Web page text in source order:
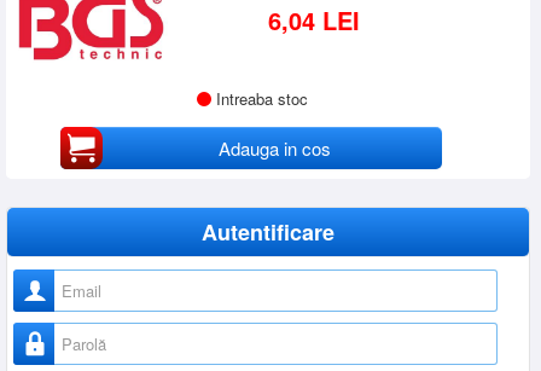
AUTENTIFICARE
6,04 LEI
Intreaba stoc
Adauga in cos
Autentificare
Nume utilizator
Parolă